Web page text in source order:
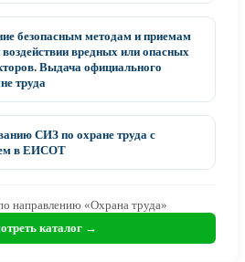
безопасным методам и приемам
вредных или опасных
Выдача официального
труда
СИЗ по охране труда c
в ЕИСОТ
направлению «Охрана труда»
каталог →